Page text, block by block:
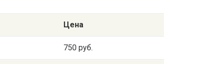
Цена
750 руб.